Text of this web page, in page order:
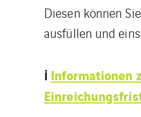
Diesen können
ausfüllen und
ℹ️ Informationen